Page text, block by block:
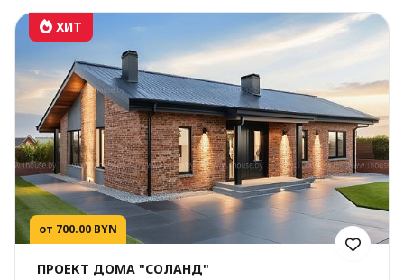
от 700.00 BYN
ХИТ
ПРОЕКТ ДОМА "СОЛАНД"